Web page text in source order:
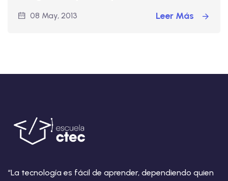
08 May, 2013 Leer Más
“La tecnología es fácil de aprender, dependiendo quien